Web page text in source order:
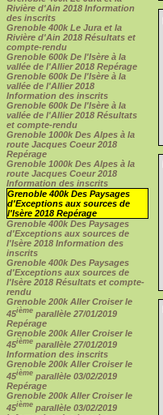
Rivière d'Ain 2018 Information
des inscrits
Grenoble 400k Le Jura et la
Rivière d'Ain 2018 Résultats et
compte-rendu
Grenoble 600k De l'Isère à la
vallée de l'Allier 2018 Repérage
Grenoble 600k De l'Isère à la
vallée de l'Allier 2018
Information des inscrits
Grenoble 600k De l'Isère à la
vallée de l'Allier 2018 Résultats
et compte-rendu
Grenoble 1000k Des Alpes à la
route Jacques Coeur 2018
Repérage
Grenoble 1000k Des Alpes à la
route Jacques Coeur 2018
Information des inscrits
Grenoble 400k Des Paysages
d'Exceptions aux sources de
l'Isère 2018 Repérage
Grenoble 400k Des Paysages
d'Exceptions aux sources de
l'Isère 2018 Information des
inscrits
Grenoble 400k Des Paysages
d'Exceptions aux sources de
l'Isère 2018 Résultats et compte-
rendu
Grenoble 200k Aller Croiser le
45ième parallèle 27/01/2019
Repérage
Grenoble 200k Aller Croiser le
45ième parallèle 27/01/2019
Information des inscrits
Grenoble 200k Aller Croiser le
45ième parallèle 03/02/2019
Repérage
Grenoble 200k Aller Croiser le
45ième parallèle 03/02/2019